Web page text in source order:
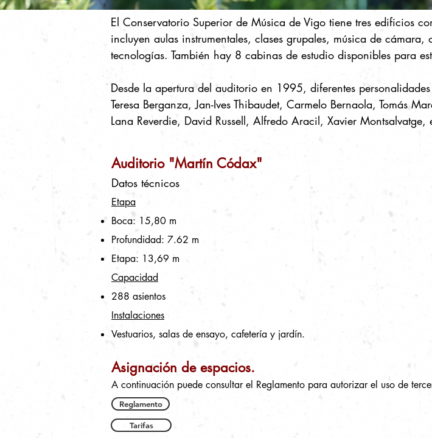
El Conservatorio Superior de Música de Vigo tiene tres edificios
incluyen aulas instrumentales, clases grupales, música de
tecnologías. También hay 8 cabinas de estudio disponibles para
Desde la apertura del auditorio en 1995, diferentes
Teresa Berganza, Jan-Ives Thibaudet, Carmelo Bernaola, Tomás
Lana Reverdie, David Russell, Alfredo Aracil, Xavier Montsalvatge,
Auditorio "Martín Códax"
Datos técnicos
Etapa
Boca: 15,80 m
Profundidad: 7.62 m
Etapa: 13,69 m
Capacidad
288 asientos
Instalaciones
Vestuarios, salas de ensayo, cafetería y jardín.
Asignación de espacios.
A continuación puede consultar el Reglamento para autorizar el uso de
Reglamento
Tarifas